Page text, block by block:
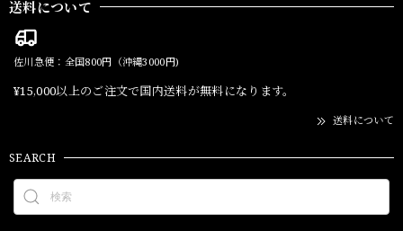
送料について
佐川急便：全国800円（沖縄3000円)
¥15,000以上のご注文で国内送料が無料になります。
送料について
SEARCH